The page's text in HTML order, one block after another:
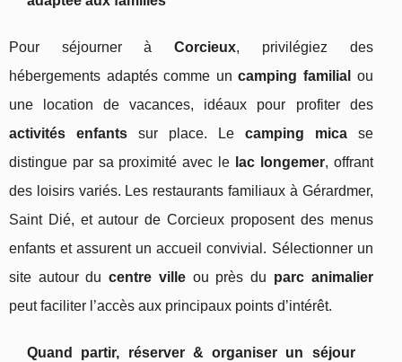
Pour séjourner àCorcieux, privilégiez des
hébergements adaptés comme uncamping familial
ou
une location de vacances, idéaux pour profiter des
activités enfantssur place. Le camping micase
distingue par sa proximité avec le lac longemer, offrant
des loisirs variés. Les restaurants familiaux à Gérardmer,
Saint Dié, et autour de Corcieux proposent des menus
enfants et assurent un accueil convivial. Sélectionner un
site autour ducentre villeou près du parc animalier
peut faciliter l’accès aux principaux points d’intérêt.
Quand partir, réserver & organiser un séjour